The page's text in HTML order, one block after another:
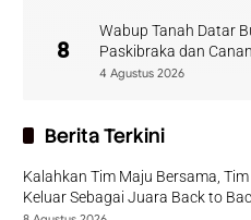
8
Wabup Tanah Datar
Paskibraka dan
Bendera
4 Agustus 2026
Berita Terkini
Kalahkan Tim Maju Bersama,
Keluar Sebagai Juara Back to